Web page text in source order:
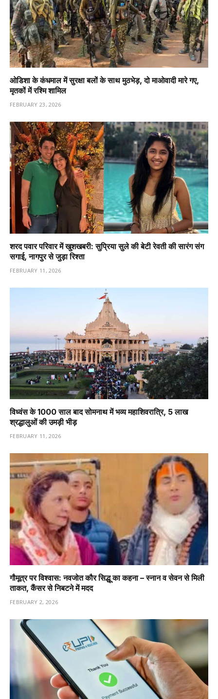
ओडिशा के कंधमाल में सुरक्षा बलों के साथ मुठभेड़, दो माओवादी मारे गए,
मृतकों में रश्मि शामिल
FEBRUARY 23, 2026
शरद पवार परिवार में खुशखबरी: सुप्रिया सुले की बेटी रेवती की सारंग संग
सगाई, नागपुर से जुड़ा रिश्ता
FEBRUARY 11, 2026
विध्वंस के 1000 साल बाद सोमनाथ में भव्य महाशिवरात्रि, 5 लाख
श्रद्धालुओं की उमड़ी भीड़
FEBRUARY 11, 2026
गौमूत्र पर विश्वास: नवजोत कौर सिद्धू का कहना – स्नान व सेवन से मिली
ताकत, कैंसर से निबटने में मदद
FEBRUARY 2, 2026